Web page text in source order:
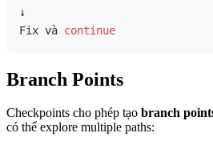
↓
Fix và continue
Branch Points
Checkpoints cho phép tạo branch
có thể explore multiple paths: